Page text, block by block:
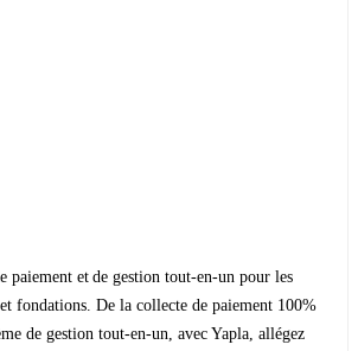
paiement et de gestion tout-en-un pour les
fondations. De la collecte de paiement 100%
de gestion tout-en-un, avec Yapla, allégez